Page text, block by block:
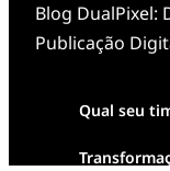
Blog DualPixel:
Publicação
Qual seu